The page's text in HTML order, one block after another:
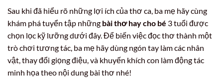
Sau khi đã hiểu rõ những lợi ích của thơ ca, ba mẹ hãy cùng
khám phá tuyển tập những bài thơ hay cho bé 3 tuổi được
chọn lọc kỹ lưỡng dưới đây. Để biến việc đọc thơ thành một
trò chơi tương tác, ba mẹ hãy dùng ngón tay làm các nhân
vật, thay đổi giọng điệu, và khuyến khích con làm động tác
minh họa theo nội dung bài thơ nhé!